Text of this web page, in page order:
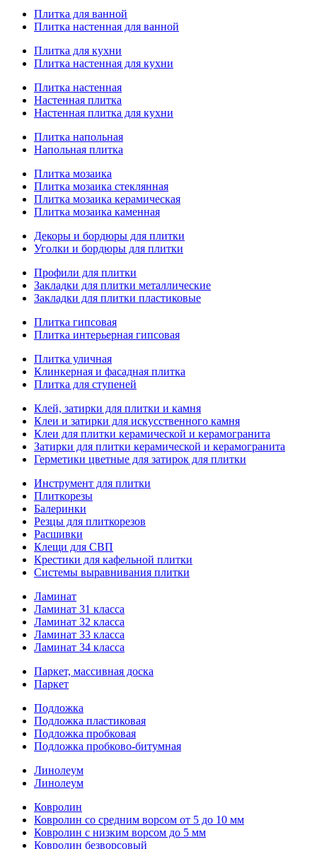
Плитка для ванной
Плитка настенная для ванной
Плитка для кухни
Плитка настенная для кухни
Плитка настенная
Настенная плитка
Настенная плитка для кухни
Плитка напольная
Напольная плитка
Плитка мозаика
Плитка мозаика стеклянная
Плитка мозаика керамическая
Плитка мозаика каменная
Декоры и бордюры для плитки
Уголки и бордюры для плитки
Профили для плитки
Закладки для плитки металлические
Закладки для плитки пластиковые
Плитка гипсовая
Плитка интерьерная гипсовая
Плитка уличная
Клинкерная и фасадная плитка
Плитка для ступеней
Клей, затирки для плитки и камня
Клеи и затирки для искусственного камня
Клеи для плитки керамической и керамогранита
Затирки для плитки керамической и керамогранита
Герметики цветные для затирок для плитки
Инструмент для плитки
Плиткорезы
Балеринки
Резцы для плиткорезов
Расшивки
Клещи для СВП
Крестики для кафельной плитки
Системы выравнивания плитки
Ламинат
Ламинат 31 класса
Ламинат 32 класса
Ламинат 33 класса
Ламинат 34 класса
Паркет, массивная доска
Паркет
Подложка
Подложка пластиковая
Подложка пробковая
Подложка пробково-битумная
Линолеум
Линолеум
Ковролин
Ковролин со средним ворсом от 5 до 10 мм
Ковролин с низким ворсом до 5 мм
Ковролин безворсовый